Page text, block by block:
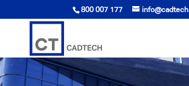
800 007 177